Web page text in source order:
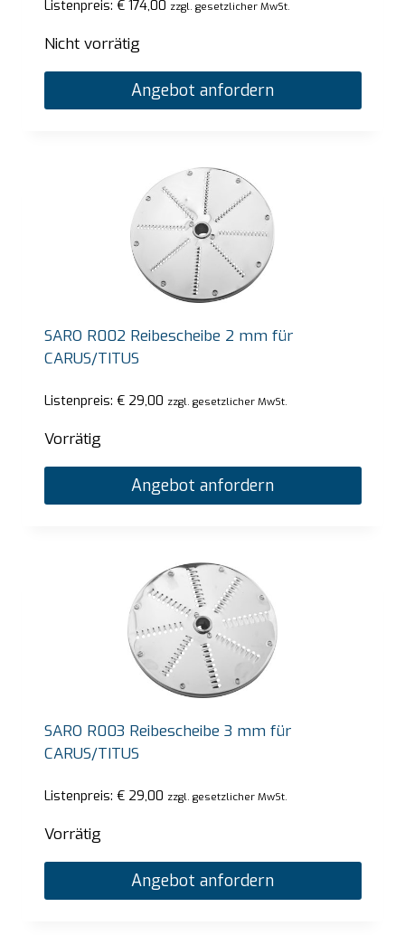
Listenpreis: €174,00 zzgl. gesetzlicher MwSt.
Nicht vorrätig
Angebot anfordern
SARO R002 Reibescheibe 2 mm für
CARUS/TITUS
Listenpreis: €29,00 zzgl. gesetzlicher MwSt.
Vorrätig
Angebot anfordern
SARO R003 Reibescheibe 3 mm für
CARUS/TITUS
Listenpreis: €29,00 zzgl. gesetzlicher MwSt.
Vorrätig
Angebot anfordern